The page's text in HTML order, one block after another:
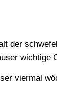
der
wichtige
viermal